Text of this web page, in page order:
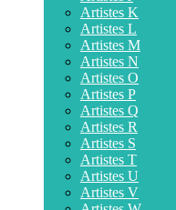
Artistes K
Artistes L
Artistes M
Artistes N
Artistes O
Artistes P
Artistes Q
Artistes R
Artistes S
Artistes T
Artistes U
Artistes V